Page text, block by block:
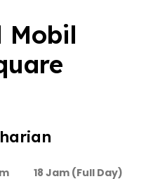
Mobil
18 Jam (Full Day)